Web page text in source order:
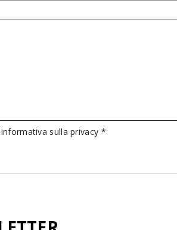
sulla privacy *